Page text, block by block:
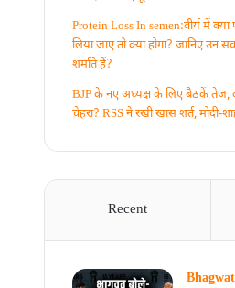
Protein Loss In semen:वीर्य में
लिया जाए तो क्या होगा? जानिए
शर्माते हैं?
BJP के नए अध्यक्ष के लिए बैठकें तेज,
चेहरा? RSS ने रखी खास शर्त,
Recent